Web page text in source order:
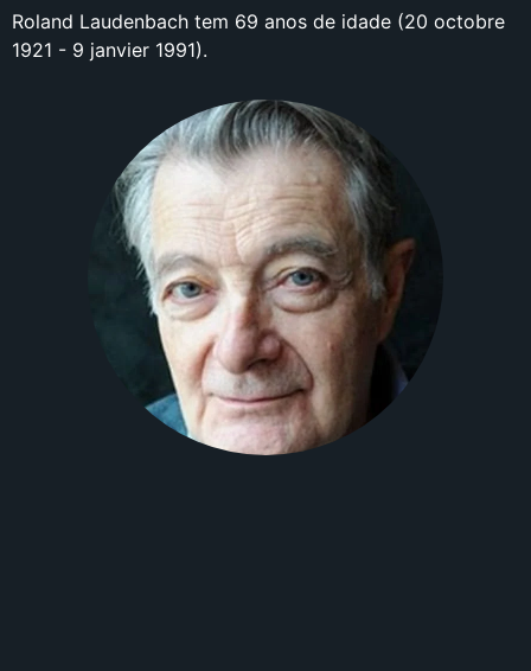
Roland Laudenbach tem 69 anos de idade (20 octobre
1921 - 9 janvier 1991).